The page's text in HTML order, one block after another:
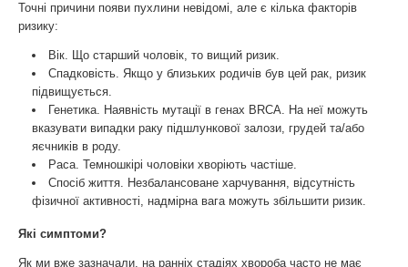
Точні причини появи пухлини невідомі, але є кілька факторів
ризику:
Вік. Що старший чоловік, то вищий ризик.
Спадковість. Якщо у близьких родичів був цей рак, ризик
підвищується.
Генетика. Наявність мутації в генах BRCA. На неї можуть
вказувати випадки раку підшлункової залози, грудей та/або
яєчників в роду.
Раса. Темношкірі чоловіки хворіють частіше.
Спосіб життя. Незбалансоване харчування, відсутність
фізичної активності, надмірна вага можуть збільшити ризик.
Які симптоми?
Як ми вже зазначали, на ранніх стадіях хвороба часто не має